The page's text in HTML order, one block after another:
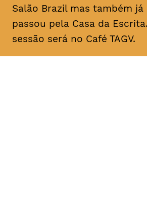
Salão Brazil mas também já
passou pela Casa da
sessão será no Café TAGV.